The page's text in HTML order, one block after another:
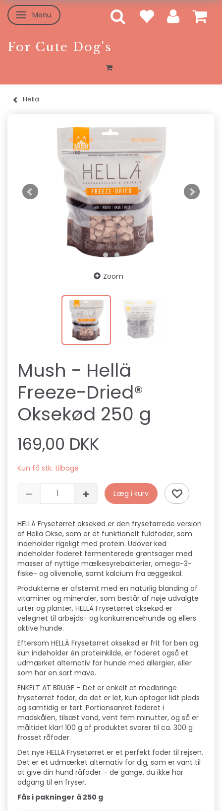
Skifte navigation
Menu
For Cute Dog's
Hellä
Zoom
Mush - Hellä
Freeze-Dried®
Oksekød 250 g
169,00 DKK
Kun få stk. tilbage
Læg i kurv
HELLÄ Frysetørret oksekød er den frysetørrede version
af Hellä Okse, som er et funktionelt fuldfoder, som
indeholder rigeligt med protein. Udover kød
indeholder foderet fermenterede grøntsager med
masser af nyttige mælkesyrebakterier, omega-3-
fiske- og olivenolie, samt kalcium fra æggeskal.
Produkterne er afstemt med en naturlig blanding af
vitaminer og mineraler, som består af nøje udvalgte
urter og planter. HELLÄ Frysetørret oksekød er
velegnet til arbejds- og konkurrencehunde og ellers
aktive hunde.
Eftersom HELLÄ Frysetørret oksekød er frit for ben og
kun indeholder én proteinkilde, er foderet også et
udmærket alternativ for hunde med allergier, eller
som har en sart mave.
ENKELT AT BRUGE – Det er enkelt at medbringe
frysetørret foder, da det er let, kun optager lidt plads
og samtidig er tørt. Portionsanret foderet i
madskålen, tilsæt vand, vent fem minutter, og så er
måltidet klar! 100 g af produktet svarer til ca. 300 g
frosset råfoder.
Det nye HELLÄ Frysetørret er et perfekt foder til rejsen.
Det er et udmærket alternativ for dig, som er vant til
at give din hund råfoder – de gange, du ikke har
adgang til en fryser.
Fås i pakninger à 250 g